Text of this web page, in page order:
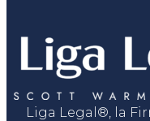
Liga Legal®, la